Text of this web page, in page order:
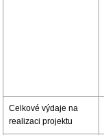
Celkové výdaje na
realizaci projektu